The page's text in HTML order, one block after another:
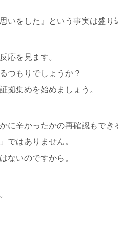
いをした』という事実は盛り
応を見ます。
つもりでしょうか？
拠集めを始めましょう。
に辛かったかの再確認もでき
ではありません。
ないのですから。